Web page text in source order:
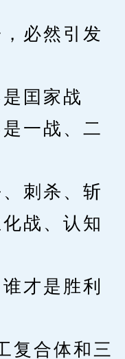
必然引发
囯家战
一战、二
刺杀、斩
战、认知
才是胜利
合体和三